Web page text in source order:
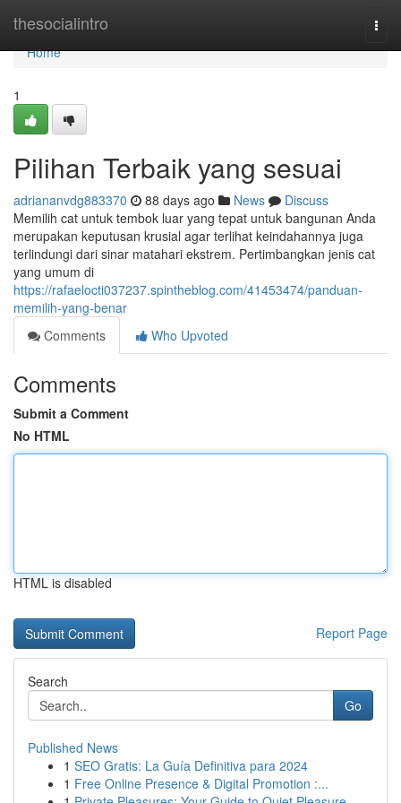
thesocialintro
Home
Home
1
Pilihan Terbaik yang sesuai
adriananvdg883370 88 days ago News
Discuss
Memilih cat untuk tembok luar yang tepat untuk bangunan Anda
merupakan keputusan krusial agar terlihat keindahannya juga
terlindungi dari sinar matahari ekstrem. Pertimbangkan jenis cat
yang umum di
https://rafaelocti037237.spintheblog.com/41453474/panduan-
memilih-yang-benar
Comments
Who Upvoted
Comments
Submit a Comment
No HTML
HTML is disabled
Report Page
Search
Go
Published News
1 SEO Gratis: La Guía Definitiva para 2024
1 Free Online Presence & Digital Promotion :...